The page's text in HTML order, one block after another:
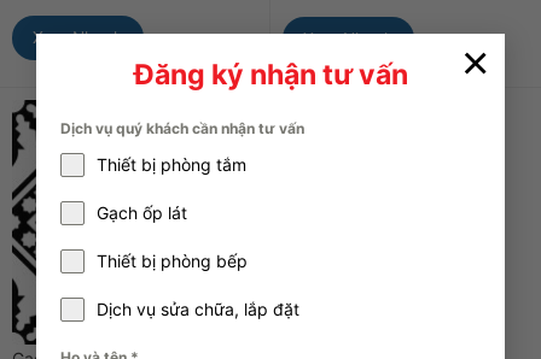
Đăng ký nhận tư vấn
Dịch vụ quý khách cần nhận tư vấn
Thiết bị phòng tắm
Gạch ốp lát
Thiết bị phòng bếp
Dịch vụ sửa chữa, lắp đặt
×
Xem Nhanh Xem Nhanh